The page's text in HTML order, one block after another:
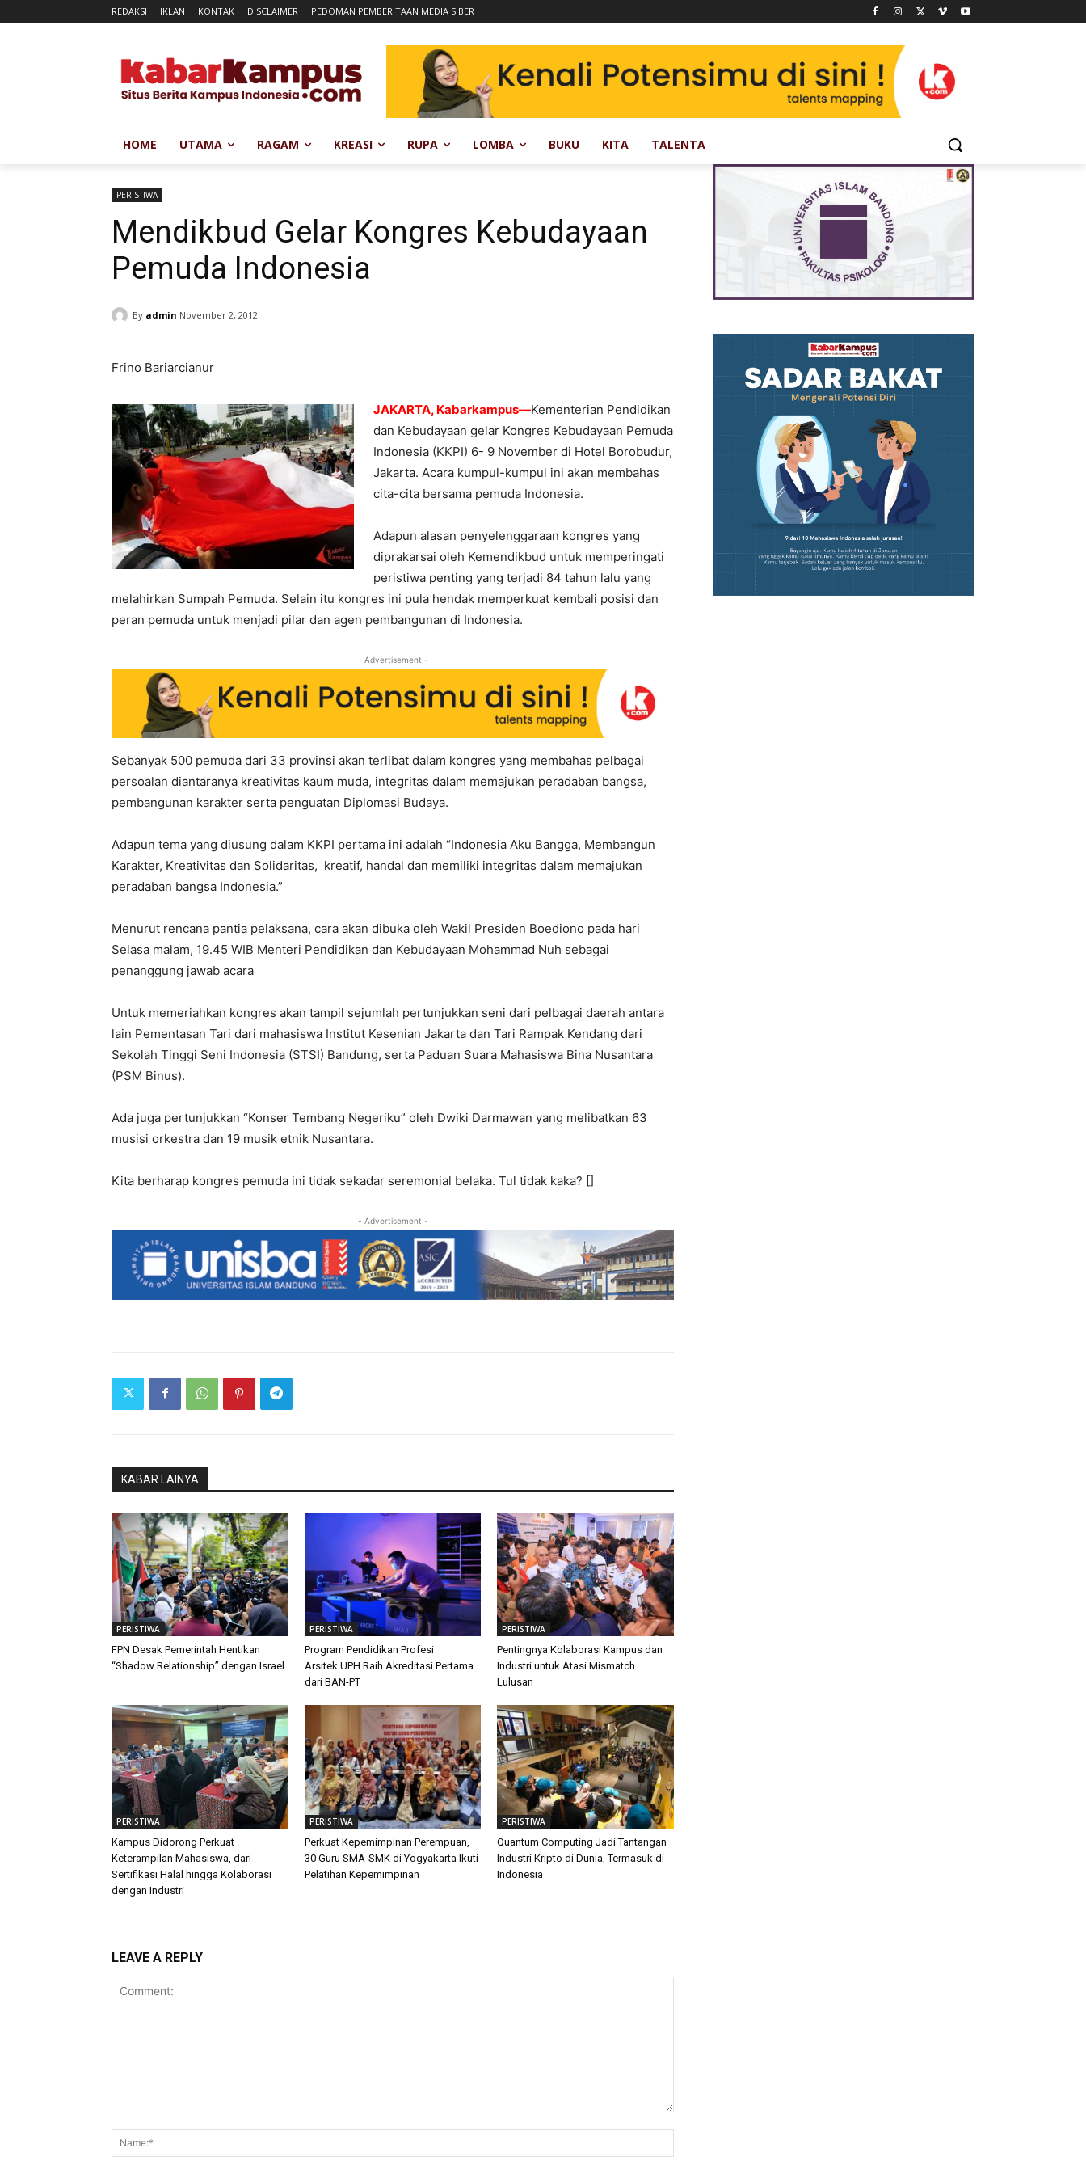
REDAKSI IKLAN KONTAK DISCLAIMER PEDOMAN PEMBERITAAN MEDIA SIBER
HOME UTAMA RAGAM KREASI RUPA LOMBA BUKU KITA TALENTA
PERISTIWA
Mendikbud Gelar Kongres Kebudayaan
Pemuda Indonesia
By admin November 2, 2012
Frino Bariarcianur
JAKARTA, Kabarkampus—Kementerian Pendidikan
dan Kebudayaan gelar Kongres Kebudayaan Pemuda
Indonesia (KKPI) 6- 9 November di Hotel Borobudur,
Jakarta. Acara kumpul-kumpul ini akan membahas
cita-cita bersama pemuda Indonesia.
Adapun alasan penyelenggaraan kongres yang
diprakarsai oleh Kemendikbud untuk memperingati
peristiwa penting yang terjadi 84 tahun lalu yang
melahirkan Sumpah Pemuda. Selain itu kongres ini pula hendak memperkuat kembali posisi dan
peran pemuda untuk menjadi pilar dan agen pembangunan di Indonesia.
- Advertisement -
Sebanyak 500 pemuda dari 33 provinsi akan terlibat dalam kongres yang membahas pelbagai
persoalan diantaranya kreativitas kaum muda, integritas dalam memajukan peradaban bangsa,
pembangunan karakter serta penguatan Diplomasi Budaya.
Adapun tema yang diusung dalam KKPI pertama ini adalah “Indonesia Aku Bangga, Membangun
Karakter, Kreativitas dan Solidaritas, kreatif, handal dan memiliki integritas dalam memajukan
peradaban bangsa Indonesia.”
Menurut rencana pantia pelaksana, cara akan dibuka oleh Wakil Presiden Boediono pada hari
Selasa malam, 19.45 WIB Menteri Pendidikan dan Kebudayaan Mohammad Nuh sebagai
penanggung jawab acara
Untuk memeriahkan kongres akan tampil sejumlah pertunjukkan seni dari pelbagai daerah antara
lain Pementasan Tari dari mahasiswa Institut Kesenian Jakarta dan Tari Rampak Kendang dari
Sekolah Tinggi Seni Indonesia (STSI) Bandung, serta Paduan Suara Mahasiswa Bina Nusantara
(PSM Binus).
Ada juga pertunjukkan “Konser Tembang Negeriku” oleh Dwiki Darmawan yang melibatkan 63
musisi orkestra dan 19 musik etnik Nusantara.
Kita berharap kongres pemuda ini tidak sekadar seremonial belaka. Tul tidak kaka? []
- Advertisement -
KABAR LAINYA
PERISTIWA
FPN Desak Pemerintah Hentikan
“Shadow Relationship” dengan Israel
PERISTIWA
Program Pendidikan Profesi
Arsitek UPH Raih Akreditasi Pertama
dari BAN-PT
PERISTIWA
Pentingnya Kolaborasi Kampus dan
Industri untuk Atasi Mismatch
Lulusan
PERISTIWA
Kampus Didorong Perkuat
Keterampilan Mahasiswa, dari
Sertifikasi Halal hingga Kolaborasi
dengan Industri
PERISTIWA
Perkuat Kepemimpinan Perempuan,
30 Guru SMA-SMK di Yogyakarta Ikuti
Pelatihan Kepemimpinan
PERISTIWA
Quantum Computing Jadi Tantangan
Industri Kripto di Dunia, Termasuk di
Indonesia
LEAVE A REPLY